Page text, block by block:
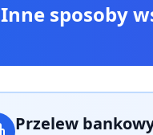
Inne sposoby
Przelew